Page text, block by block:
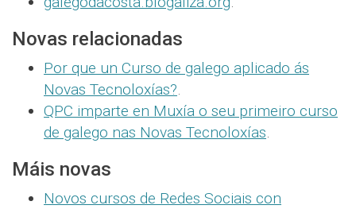
Novas relacionadas
Por que un Curso de galego aplicado ás
Novas Tecnoloxías?.
QPC imparte en Muxía o seu primeiro curso
de galego nas Novas Tecnoloxías.
Máis novas
Novos cursos de Redes Sociais con